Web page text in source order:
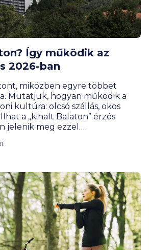
Így működik az
2026-ban
miközben egyre többet
Mutatjuk, hogyan működik a
kultúra: olcsó szállás, okos
a „kihalt Balaton” érzés
jelenik meg ezzel
a nyaralásról akkor